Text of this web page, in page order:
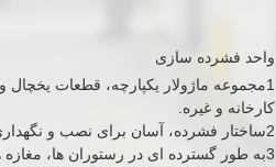
واحد فشرده سازی
1مجموعه ماژولار یکپارچه، قطعات
کارخانه و غیره.
2ساختار فشرده، آسان برای نصب و نگهداری
3به طور گسترده ای در رستوران ها،